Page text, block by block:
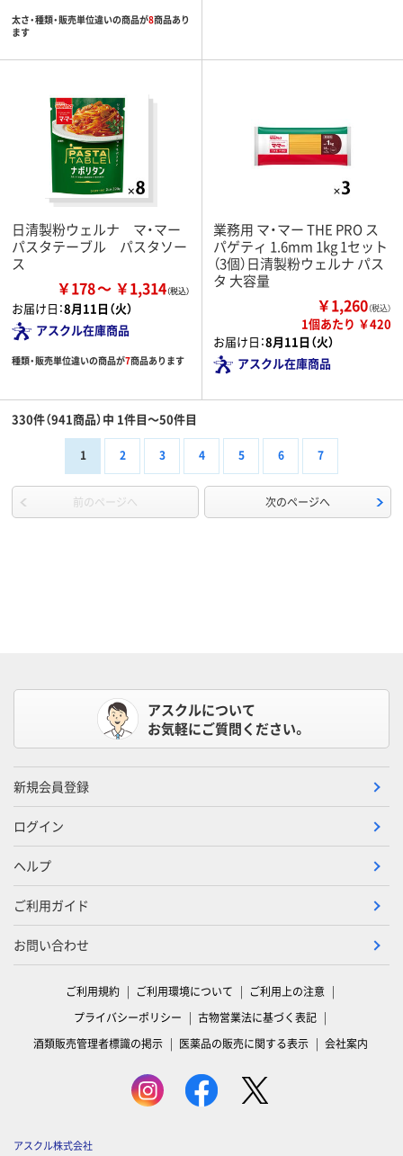
太さ・種類・販売単位違いの商品が8商品あり
ます
日清製粉ウェルナ マ・マー
パスタテーブル パスタソー
ス
￥178 ￥1,314
お届け日：8月11日（火）
アスクル在庫商品
種類・販売単位違いの商品が7商品あります
業務用 マ・マー THE PRO ス
パゲティ 1.6mm 1kg 1セット
（3個）日清製粉ウェルナ パス
タ 大容量
￥1,260（税込）
1個あたり ￥420
お届け日：8月11日（火）
アスクル在庫商品
330件（941商品）中 1件目～50件目
1 2 3 4 5 6 7
前のページへ 次のページへ
アスクルについて
お気軽にご質問ください。
新規会員登録
ログイン
ヘルプ
ご利用ガイド
お問い合わせ
ご利用規約 ご利用環境について
ご利用上の注意
プライバシーポリシー
古物営業法に基づく表記
酒類販売管理者標識の掲示
医薬品の販売に関する表示 会社案内
アスクル株式会社